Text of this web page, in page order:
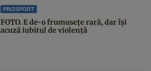
PROSPORT
FOTO. E de-o frumusețe rară, dar își
acuză iubitul de violență